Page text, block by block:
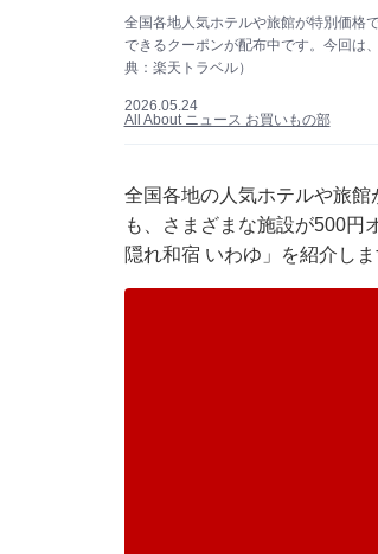
全国各地人気ホテルや旅館が特別価格
できるクーポンが配布中です。今回は
典：楽天トラベル）
2026.05.24
All About ニュース お買いもの部
全国各地の人気ホテルや旅館
も、さまざまな施設が500円
隠れ和宿 いわゆ」を紹介しま